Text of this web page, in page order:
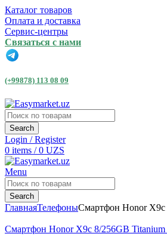
Каталог товаров
Оплата и доставка
Сервис-центры
Связаться с нами
(+99878) 113 08 09
Search
Login / Register
0 items / 0 UZS
Menu
Search
ГлавнаяТелефоныСмартфон Honor X9c
Смартфон Honor X9c 8/256GB